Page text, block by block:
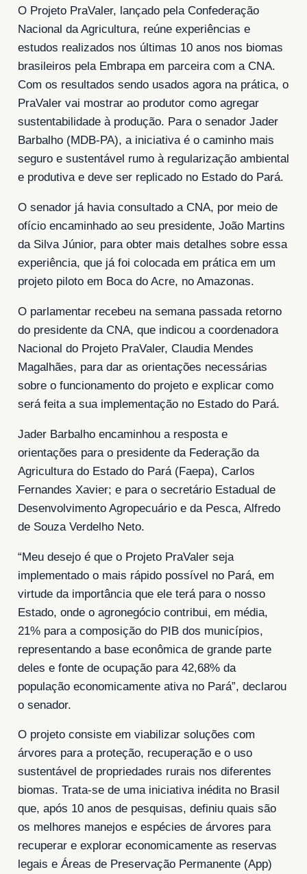
O Projeto PraValer, lançado pela Confederação
Nacional da Agricultura, reúne experiências e
estudos realizados nos últimas 10 anos nos biomas
brasileiros pela Embrapa em parceira com a CNA.
Com os resultados sendo usados agora na prática, o
PraValer vai mostrar ao produtor como agregar
sustentabilidade à produção. Para o senador Jader
Barbalho (MDB-PA), a iniciativa é o caminho mais
seguro e sustentável rumo à regularização ambiental
e produtiva e deve ser replicado no Estado do Pará.
O senador já havia consultado a CNA, por meio de
ofício encaminhado ao seu presidente, João Martins
da Silva Júnior, para obter mais detalhes sobre essa
experiência, que já foi colocada em prática em um
projeto piloto em Boca do Acre, no Amazonas.
O parlamentar recebeu na semana passada retorno
do presidente da CNA, que indicou a coordenadora
Nacional do Projeto PraValer, Claudia Mendes
Magalhães, para dar as orientações necessárias
sobre o funcionamento do projeto e explicar como
será feita a sua implementação no Estado do Pará.
Jader Barbalho encaminhou a resposta e
orientações para o presidente da Federação da
Agricultura do Estado do Pará (Faepa), Carlos
Fernandes Xavier; e para o secretário Estadual de
Desenvolvimento Agropecuário e da Pesca, Alfredo
de Souza Verdelho Neto.
“Meu desejo é que o Projeto PraValer seja
implementado o mais rápido possível no Pará, em
virtude da importância que ele terá para o nosso
Estado, onde o agronegócio contribui, em média,
21% para a composição do PIB dos municípios,
representando a base econômica de grande parte
deles e fonte de ocupação para 42,68% da
população economicamente ativa no Pará”, declarou
o senador.
O projeto consiste em viabilizar soluções com
árvores para a proteção, recuperação e o uso
sustentável de propriedades rurais nos diferentes
biomas. Trata-se de uma iniciativa inédita no Brasil
que, após 10 anos de pesquisas, definiu quais são
os melhores manejos e espécies de árvores para
recuperar e explorar economicamente as reservas
legais e Áreas de Preservação Permanente (App)